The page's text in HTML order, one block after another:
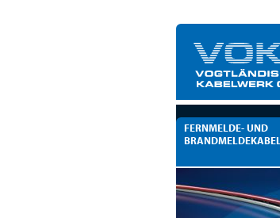
FERNMELDE- UND
BRANDMELDEKABEL